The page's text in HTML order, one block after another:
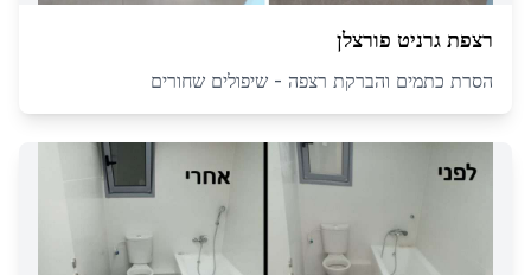
רצפת גרניט פורצלן
הסרת כתמים והברקת רצפה - שיפולים שחורים